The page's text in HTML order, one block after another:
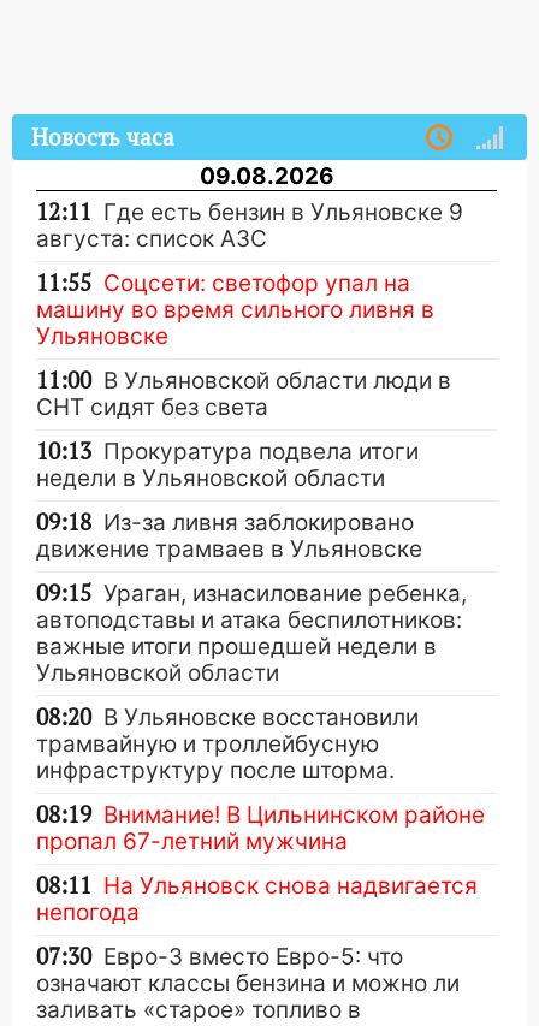
Новость часа
09.08.2026
12:11 Где есть бензин в Ульяновске 9
августа: список АЗС
11:55 Соцсети: светофор упал на
машину во время сильного ливня в
Ульяновске
11:00 В Ульяновской области люди в
СНТ сидят без света
10:13 Прокуратура подвела итоги
недели в Ульяновской области
09:18 Из-за ливня заблокировано
движение трамваев в Ульяновске
09:15 Ураган, изнасилование ребенка,
автоподставы и атака беспилотников:
важные итоги прошедшей недели в
Ульяновской области
08:20 В Ульяновске восстановили
трамвайную и троллейбусную
инфраструктуру после шторма.
08:19 Внимание! В Цильнинском районе
пропал 67-летний мужчина
08:11 На Ульяновск снова надвигается
непогода
07:30 Евро-3 вместо Евро-5: что
означают классы бензина и можно ли
заливать «старое» топливо в